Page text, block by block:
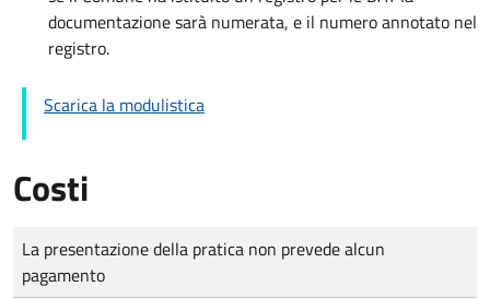
documentazione sarà numerata, e il numero annotato nel
registro.
Scarica la modulistica
Costi
Tipo di pagamento
Importo
La presentazione della pratica non prevede alcun
pagamento